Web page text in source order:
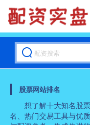
股票网站排名
想了解十大知名股
名、热门交易工具与优